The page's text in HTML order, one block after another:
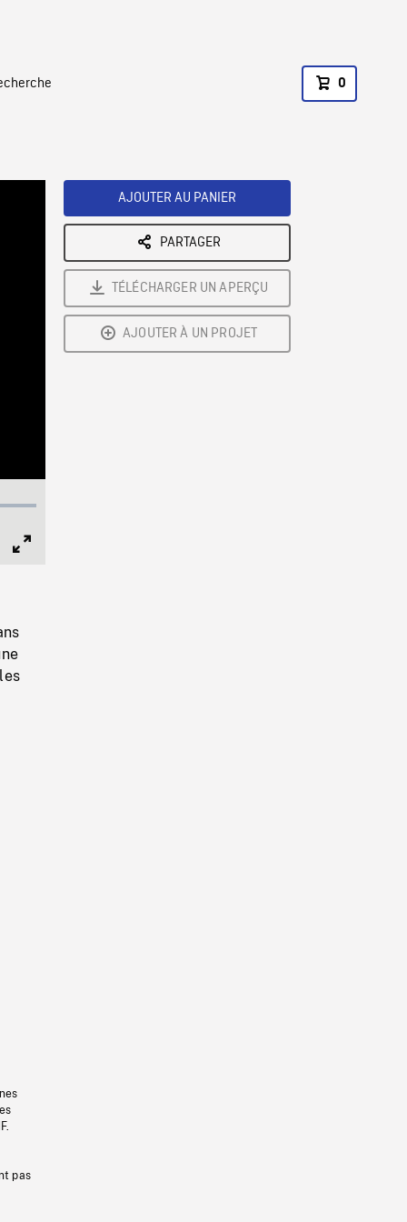
0
pas
AJOUTER AU PANIER
PARTAGER
TÉLÉCHARGER UN APERÇU
AJOUTER À UN PROJET